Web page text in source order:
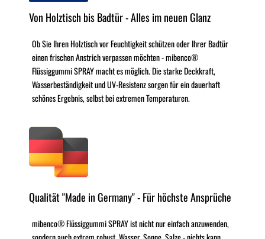
Von Holztisch bis Badtür - Alles im neuen Glanz
Ob Sie Ihren Holztisch vor Feuchtigkeit schützen oder Ihrer Badtür
einen frischen Anstrich verpassen möchten - mibenco®
Flüssiggummi SPRAY macht es möglich. Die starke Deckkraft,
Wasserbeständigkeit und UV-Resistenz sorgen für ein dauerhaft
schönes Ergebnis, selbst bei extremen Temperaturen.
Qualität "Made in Germany" - Für höchste Ansprüche
mibenco® Flüssiggummi SPRAY ist nicht nur einfach anzuwenden,